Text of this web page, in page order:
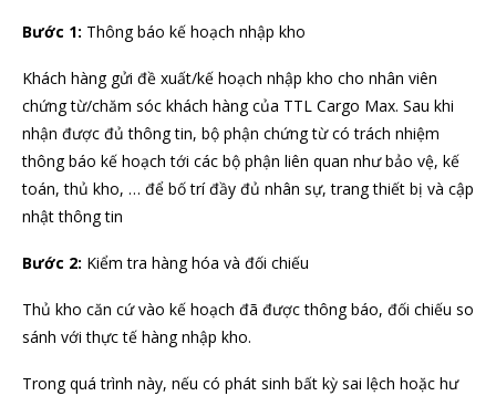
Bước 1: Thông báo kế hoạch nhập kho
Khách hàng gửi đề xuất/kế hoạch nhập kho cho nhân viên
chứng từ/chăm sóc khách hàng của TTL Cargo Max. Sau khi
nhận được đủ thông tin, bộ phận chứng từ có trách nhiệm
thông báo kế hoạch tới các bộ phận liên quan như bảo vệ, kế
toán, thủ kho, … để bố trí đầy đủ nhân sự, trang thiết bị và cập
nhật thông tin
Bước 2: Kiểm tra hàng hóa và đối chiếu
Thủ kho căn cứ vào kế hoạch đã được thông báo, đối chiếu so
sánh với thực tế hàng nhập kho.
Trong quá trình này, nếu có phát sinh bất kỳ sai lệch hoặc hư